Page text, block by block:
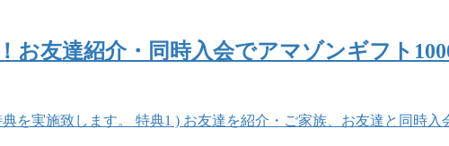
友達紹介・同時入会でアマゾンギフト
を実施致します。 特典1 ) お友達を紹介・ご家族、お友達と同時